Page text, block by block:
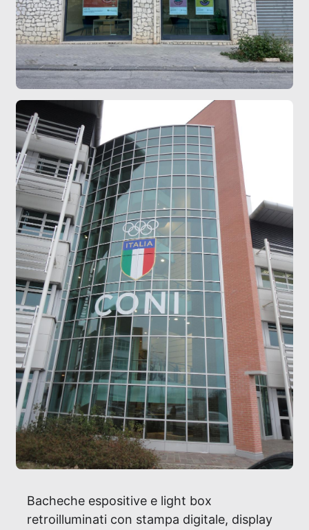
Bacheche espositive e light box
retroilluminati con stampa digitale, display